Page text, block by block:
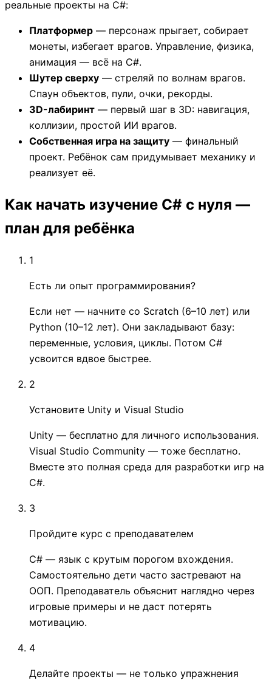
реальные проекты на C#:
Платформер — персонаж прыгает, собирает
монеты, избегает врагов. Управление, физика,
анимация — всё на C#.
Шутер сверху — стреляй по волнам врагов.
Спаун объектов, пули, очки, рекорды.
3D-лабиринт — первый шаг в 3D: навигация,
коллизии, простой ИИ врагов.
Собственная игра на защиту — финальный
проект. Ребёнок сам придумывает механику и
реализует её.
Как начать изучение C# с нуля —
план для ребёнка
1
Есть ли опыт программирования?
Если нет — начните со Scratch (6–10 лет) или
Python (10–12 лет). Они закладывают базу:
переменные, условия, циклы. Потом C#
усвоится вдвое быстрее.
2
Установите Unity и Visual Studio
Unity — бесплатно для личного использования.
Visual Studio Community — тоже бесплатно.
Вместе это полная среда для разработки игр на
C#.
3
Пройдите курс с преподавателем
C# — язык с крутым порогом вхождения.
Самостоятельно дети часто застревают на
ООП. Преподаватель объяснит наглядно через
игровые примеры и не даст потерять
мотивацию.
4
Делайте проекты — не только упражнения